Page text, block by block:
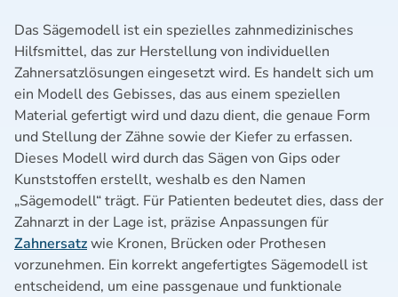
Das Sägemodell ist ein spezielles zahnmedizinisches
Hilfsmittel, das zur Herstellung von individuellen
Zahnersatzlösungen eingesetzt wird. Es handelt sich um
ein Modell des Gebisses, das aus einem speziellen
Material gefertigt wird und dazu dient, die genaue Form
und Stellung der Zähne sowie der Kiefer zu erfassen.
Dieses Modell wird durch das Sägen von Gips oder
Kunststoffen erstellt, weshalb es den Namen
„Sägemodell“ trägt. Für Patienten bedeutet dies, dass der
Zahnarzt in der Lage ist, präzise Anpassungen für
Zahnersatzwie Kronen, Brücken oder Prothesen
vorzunehmen. Ein korrekt angefertigtes Sägemodell ist
entscheidend, um eine passgenaue und funktionale